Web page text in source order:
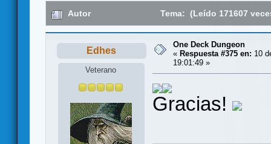
Autor Tema: (Leído 171607
Edhes
Veterano
One Deck Dungeon
« Respuesta #375 en: 10
19:01:49 »
Gracias!